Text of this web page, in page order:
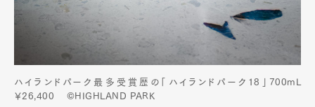
ハイランドパーク最多受賞歴の「ハイランドパーク18」700mL
￥26,400 ©HIGHLAND PARK